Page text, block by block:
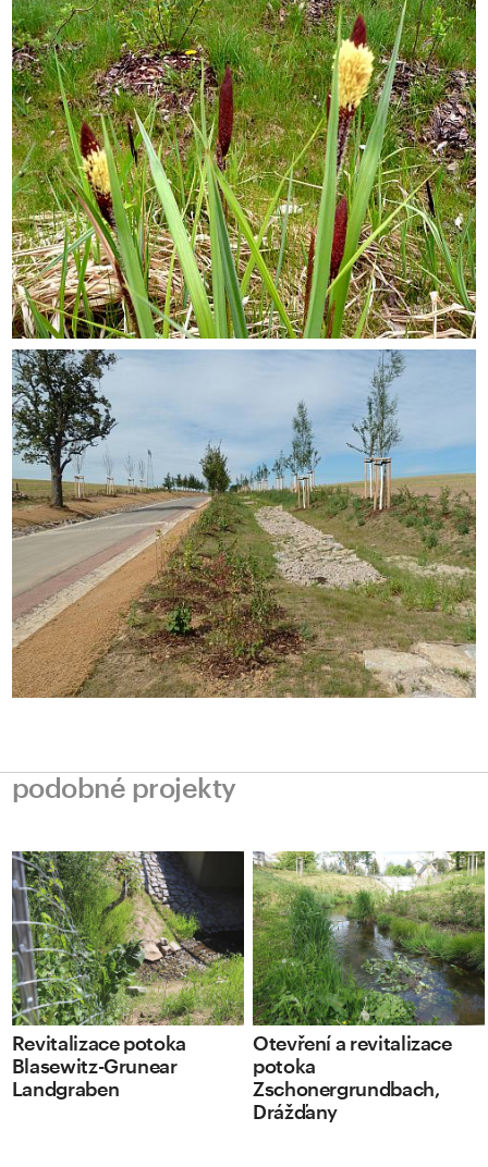
podobné projekty
Revitalizace potoka
Blasewitz-Grunear
Landgraben
Otevření a revitalizace
potoka
Zschonergrundbach,
Drážďany